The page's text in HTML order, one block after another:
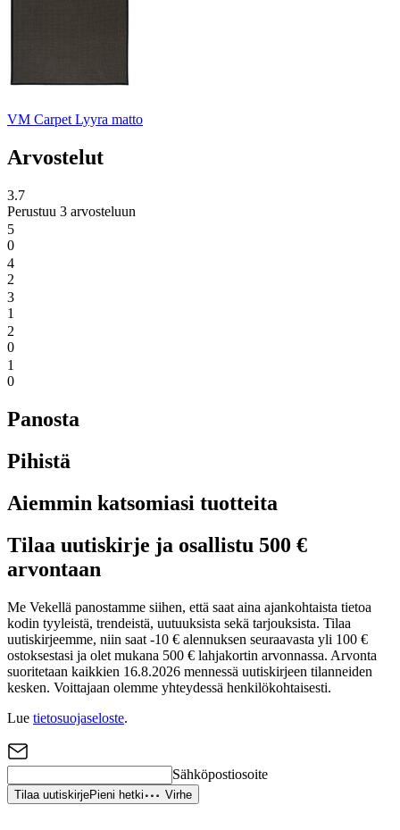
VM Carpet Lyyra matto
Arvostelut
3.7
Perustuu 3 arvosteluun
5
0
4
2
3
1
2
0
1
0
Panosta
Pihistä
Aiemmin katsomiasi tuotteita
Tilaa uutiskirje ja osallistu 500 €
arvontaan
Me Vekellä panostamme siihen, että saat aina ajankohtaista tietoa
kodin tyyleistä, trendeistä, uutuuksista sekä tarjouksista. Tilaa
uutiskirjeemme, niin saat -10 € alennuksen seuraavasta yli 100 €
ostoksestasi ja olet mukana 500 € lahjakortin arvonnassa. Arvonta
suoritetaan kaikkien 16.8.2026 mennessä uutiskirjeen tilanneiden
kesken. Voittajaan olemme yhteydessä henkilökohtaisesti.
Lue tietosuojaseloste.
Sähköpostiosoite
Tilaa uutiskirjePieni hetki Virhe